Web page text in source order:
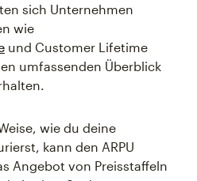
sich Unternehmen
wie
und Customer Lifetime
umfassenden Überblick
wie du deine
kann den ARPU
Angebot von Preisstaffeln